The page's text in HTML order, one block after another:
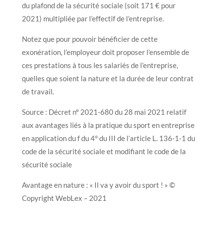
du plafond de la sécurité sociale (soit 171 € pour
2021) multipliée par l’effectif de l’entreprise.
Notez que pour pouvoir bénéficier de cette
exonération, l’employeur doit proposer l’ensemble de
ces prestations à tous les salariés de l’entreprise,
quelles que soient la nature et la durée de leur contrat
de travail.
Source : Décret n° 2021-680 du 28 mai 2021 relatif
aux avantages liés à la pratique du sport en entreprise
en application du f du 4° du III de l’article L. 136-1-1 du
code de la sécurité sociale et modifiant le code de la
sécurité sociale
Avantage en nature : « Il va y avoir du sport ! » ©
Copyright WebLex – 2021